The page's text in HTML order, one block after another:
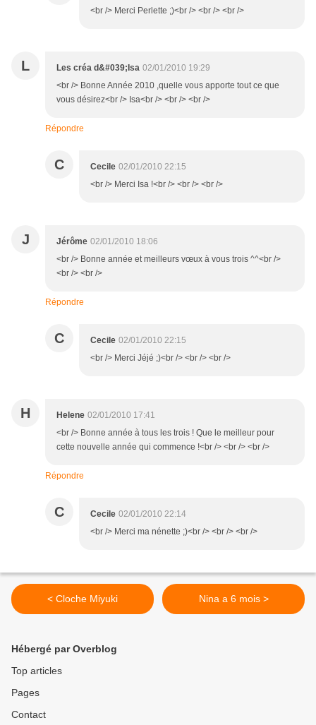
<br /> Merci Perlette ;)<br /> <br /> <br />
L Les créa d&#039;Isa 02/01/2010 19:29
<br /> Bonne Année 2010 ,quelle vous apporte tout ce que
vous désirez<br /> Isa<br /> <br /> <br />
Répondre
C Cecile 02/01/2010 22:15
<br /> Merci Isa !<br /> <br /> <br />
J Jérôme 02/01/2010 18:06
<br /> Bonne année et meilleurs vœux à vous trois ^^<br />
<br /> <br />
Répondre
C Cecile 02/01/2010 22:15
<br /> Merci Jéjé ;)<br /> <br /> <br />
H Helene 02/01/2010 17:41
<br /> Bonne année à tous les trois ! Que le meilleur pour
cette nouvelle année qui commence !<br /> <br /> <br />
Répondre
C Cecile 02/01/2010 22:14
<br /> Merci ma nénette ;)<br /> <br /> <br />
< Cloche Miyuki Nina a 6 mois >
Hébergé par Overblog
Top articles
Pages
Contact